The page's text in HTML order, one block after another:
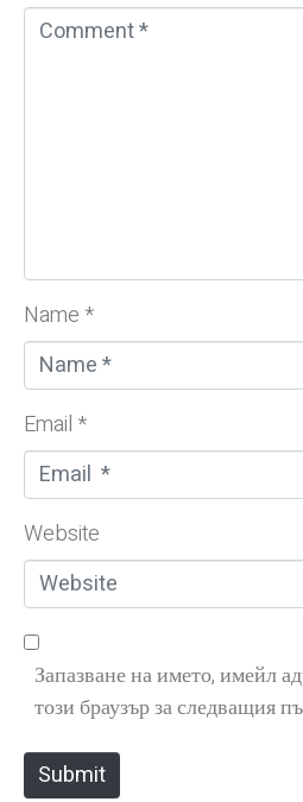
Name *
Email *
Website
Запазване на името, имейл
този браузър за следващия
Submit